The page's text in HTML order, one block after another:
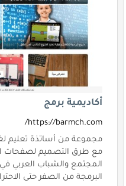
أكاديمية برمج
https://barmch.com/
مجموعة من أساتذة تعليم
مع طرق التصميم لصفحات
المجتمع والشباب العربي
البرمجة من الصفر حتى